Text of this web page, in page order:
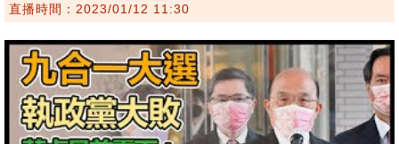
直播時間：2023/01/12 11:30